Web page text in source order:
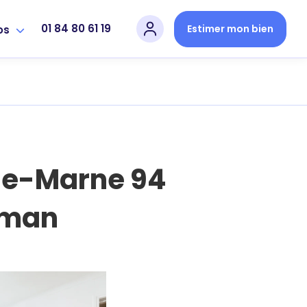
01 84 80 61 19 Estimer mon bien
Marne 94